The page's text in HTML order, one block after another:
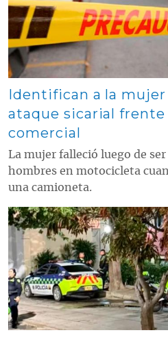
Identifican a la mujer
ataque sicarial
comercial
La mujer falleció luego de
hombres en motocicleta
una camioneta.
Contenido multimedia principal